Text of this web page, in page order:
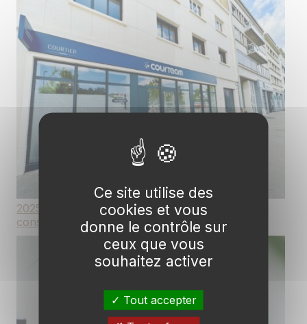
2025 : une année de beaux projets et de
consolidation pour Courteam
Ce site utilise des
cookies et vous
donne le contrôle sur
ceux que vous
souhaitez activer
Tout accepter